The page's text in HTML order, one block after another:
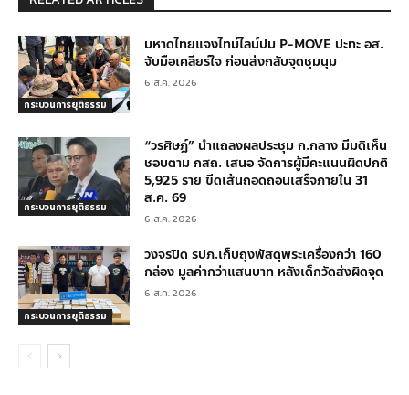
กระบวนการยุติธรรม
มหาดไทยแจงไทม์ไลน์ปม P-MOVE ปะทะ อส.
จับมือเคลียร์ใจ ก่อนส่งกลับจุดชุมนุม
6 ส.ค. 2026
กระบวนการยุติธรรม
“วรศิษฎ์” นำแถลงผลประชุม ก.กลาง มีมติเห็น
ชอบตาม กสถ. เสนอ จัดการผู้มีคะแนนผิดปกติ
5,925 ราย ขีดเส้นถอดถอนเสร็จภายใน 31
ส.ค. 69
6 ส.ค. 2026
กระบวนการยุติธรรม
วงจรปิด รปภ.เก็บถุงพัสดุพระเครื่องกว่า 160
กล่อง มูลค่ากว่าแสนบาท หลังเด็กวัดส่งผิดจุด
6 ส.ค. 2026